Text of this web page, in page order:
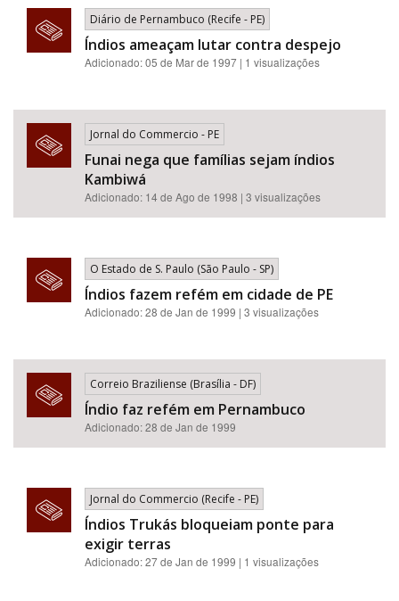
Diário de Pernambuco (Recife - PE)
Índios ameaçam lutar contra despejo
Adicionado: 05 de Mar de 1997 | 1 visualizações
Jornal do Commercio - PE
Funai nega que famílias sejam índios
Kambiwá
Adicionado: 14 de Ago de 1998 | 3 visualizações
O Estado de S. Paulo (São Paulo - SP)
Índios fazem refém em cidade de PE
Adicionado: 28 de Jan de 1999 | 3 visualizações
Correio Braziliense (Brasília - DF)
Índio faz refém em Pernambuco
Adicionado: 28 de Jan de 1999
Jornal do Commercio (Recife - PE)
Índios Trukás bloqueiam ponte para
exigir terras
Adicionado: 27 de Jan de 1999 | 1 visualizações